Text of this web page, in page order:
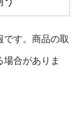
す。商品の取
合がありま